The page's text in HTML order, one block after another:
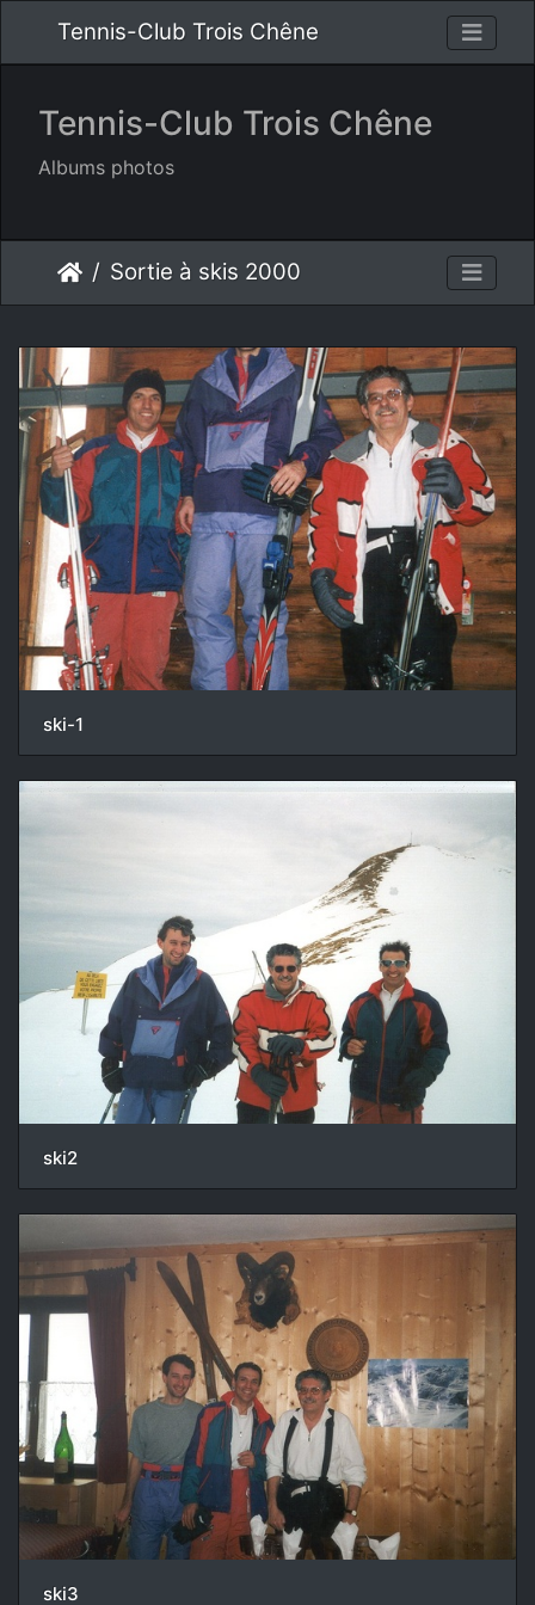
Tennis-Club Trois Chêne
Tennis-Club Trois Chêne
Albums photos
Sortie à skis 2000
ski-1
ski2
ski3